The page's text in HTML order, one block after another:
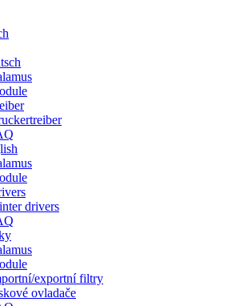
drivers
exportní filtry
ovladače